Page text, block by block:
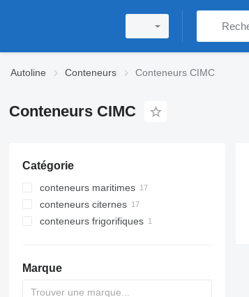
Autoline Conteneurs Conteneurs CIMC
Conteneurs CIMC
Catégorie
conteneurs maritimes
conteneurs 40 pieds
conteneurs 20 pieds
conteneurs citernes
conteneurs citernes 20 pieds
conteneurs frigorifiques
Marque